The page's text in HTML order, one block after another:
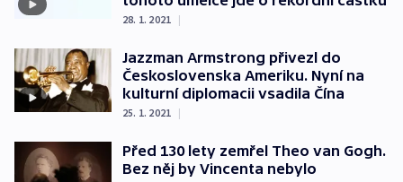
28. 1. 2021 |
Jazzman Armstrong přivezl do
Československa Ameriku. Nyní na
kulturní diplomacii vsadila Čína
25. 1. 2021 |
Před 130 lety zemřel Theo van Gogh.
Bez něj by Vincenta nebylo